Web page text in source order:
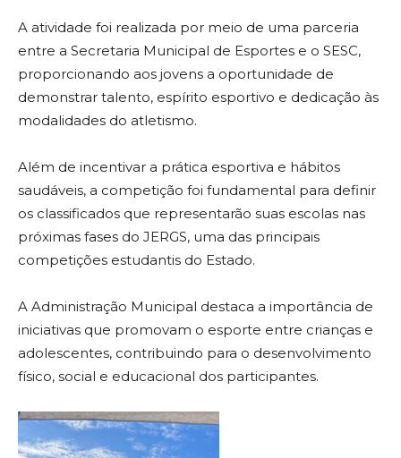
A atividade foi realizada por meio de uma parceria
entre a Secretaria Municipal de Esportes e o SESC,
proporcionando aos jovens a oportunidade de
demonstrar talento, espírito esportivo e dedicação às
modalidades do atletismo.
Além de incentivar a prática esportiva e hábitos
saudáveis, a competição foi fundamental para definir
os classificados que representarão suas escolas nas
próximas fases do JERGS, uma das principais
competições estudantis do Estado.
A Administração Municipal destaca a importância de
iniciativas que promovam o esporte entre crianças e
adolescentes, contribuindo para o desenvolvimento
físico, social e educacional dos participantes.